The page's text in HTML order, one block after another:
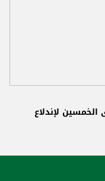
لإندلاع